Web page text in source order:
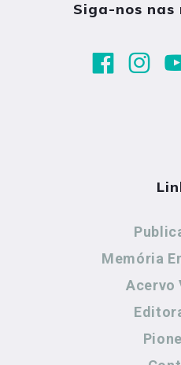
Siga-nos nas
Memória
Acervo